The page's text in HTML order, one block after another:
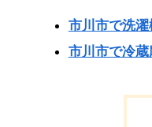
市川市で洗
市川市で冷